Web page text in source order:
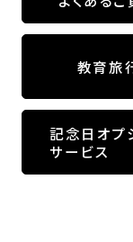
教育旅
記念日オプ
サービス